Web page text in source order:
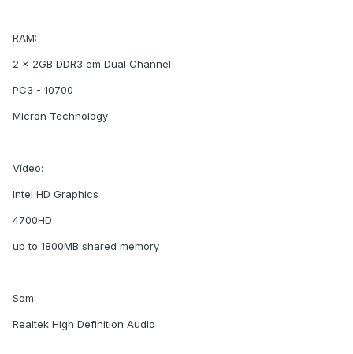
RAM:
2 x 2GB DDR3 em Dual Channel
PC3 - 10700
Micron Technology
Vídeo:
Intel HD Graphics
4700HD
up to 1800MB shared memory
Som:
Realtek High Definition Audio